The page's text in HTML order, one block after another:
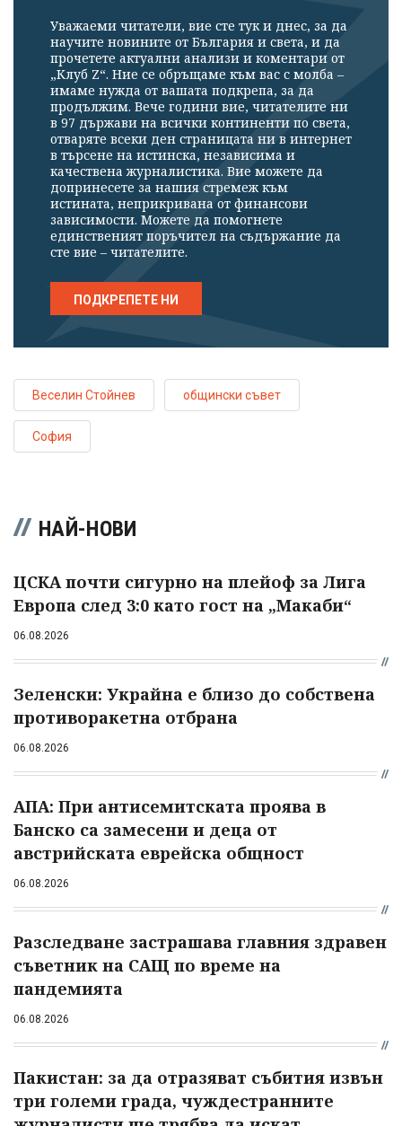
Уважаеми читатели, вие сте тук и днес, за да
научите новините от България и света, и да
прочетете актуални анализи и коментари от
„Клуб Z“. Ние се обръщаме към вас с молба –
имаме нужда от вашата подкрепа, за да
продължим. Вече години вие, читателите ни
в 97 държави на всички континенти по света,
отваряте всеки ден страницата ни в интернет
в търсене на истинска, независима и
качествена журналистика. Вие можете да
допринесете за нашия стремеж към
истината, неприкривана от финансови
зависимости. Можете да помогнете
единственият поръчител на съдържание да
сте вие – читателите.
ПОДКРЕПЕТЕ НИ
Веселин Стойнев общински съвет
София
НАЙ-НОВИ
ЦСКА почти сигурно на плейоф за Лига
Европа след 3:0 като гост на „Макаби“
06.08.2026
Зеленски: Украйна е близо до собствена
противоракетна отбрана
06.08.2026
АПА: При антисемитската проява в
Банско са замесени и деца от
австрийската еврейска общност
06.08.2026
Разследване застрашава главния здравен
съветник на САЩ по време на
пандемията
06.08.2026
Пакистан: за да отразяват събития извън
три големи града, чуждестранните